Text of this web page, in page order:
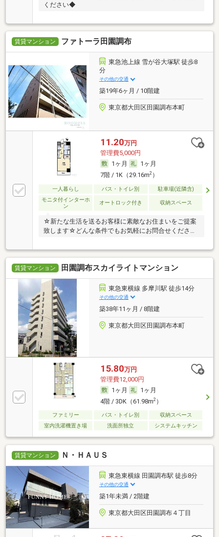
ください◆
賃貸マンション ファトーラ田園調布
東急池上線 雪が谷大塚駅 徒歩8
分
その他の交通
築19年6ヶ月 / 10階建
東京都大田区田園調布本町
11.20万円
管理費5,000円
1ヶ月
1ヶ月
7階 / 1K（29.16m2）
一人暮らし バス・トイレ別
駐車場(近隣含)
モニタ付インターホ
ン
オートロック付き 収納スペース
☆新たな生活を送るお客様に素敵なお住まいをご提案
致します☆どんな条件でもお気軽にお問合せくださ
賃貸マンション 田園調布スカイライトマンション
東急東横線 多摩川駅 徒歩14分
その他の交通
築38年11ヶ月 / 8階建
東京都大田区田園調布本町
15.80万円
管理費12,000円
1ヶ月
1ヶ月
4階 / 3DK（61.98m2）
ファミリー バス・トイレ別
収納スペース
室内洗濯機置き場
洗面所独立 システムキッチン
賃貸マンション Ｎ・ＨＡＵＳ
東急東横線 田園調布駅 徒歩8分
その他の交通
築1年未満 / 2階建
東京都大田区田園調布４丁目